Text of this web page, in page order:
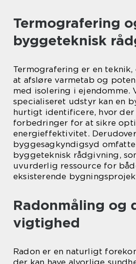
Termografering
byggeteknisk
Termografering er en teknik,
at afsløre varmetab og
med isolering i ejendomme.
specialiseret udstyr kan en
hurtigt identificere, hvor der
forbedringer for at sikre
energieffektivitet.
byggesagkyndigsyd
byggeteknisk rådgivning,
uvurderlig ressource for
eksisterende
Radonmåling og
vigtighed
Radon er en naturligt